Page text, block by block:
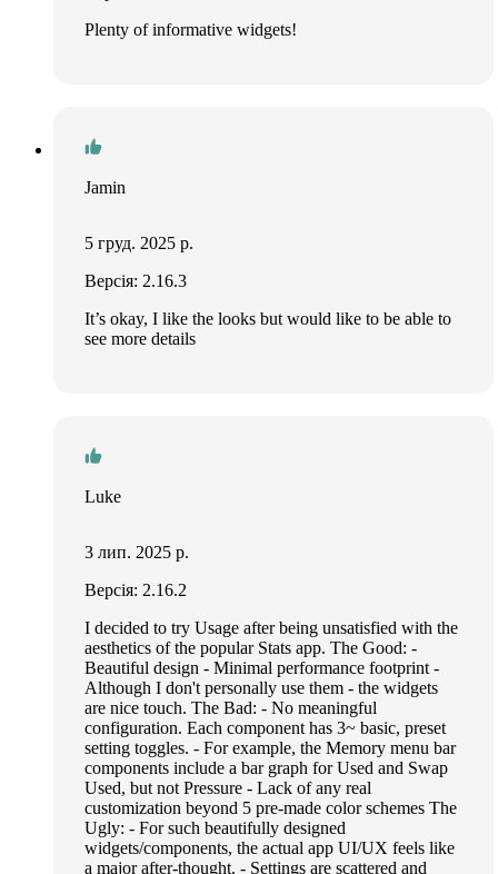
Plenty of informative widgets!
Jamin
5 груд. 2025 р.
Версія: 2.16.3
It’s okay, I like the looks but would like to be able to
see more details
Luke
3 лип. 2025 р.
Версія: 2.16.2
I decided to try Usage after being unsatisfied with the
aesthetics of the popular Stats app. The Good: -
Beautiful design - Minimal performance footprint -
Although I don't personally use them - the widgets
are nice touch. The Bad: - No meaningful
configuration. Each component has 3~ basic, preset
setting toggles. - For example, the Memory menu bar
components include a bar graph for Used and Swap
Used, but not Pressure - Lack of any real
customization beyond 5 pre-made color schemes The
Ugly: - For such beautifully designed
widgets/components, the actual app UI/UX feels like
a major after-thought. - Settings are scattered and